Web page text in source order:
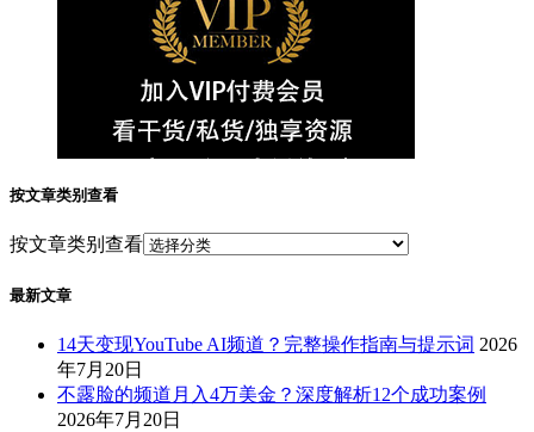
按文章类别查看
按文章类别查看
最新文章
14天变现YouTube AI频道？完整操作指南与提示词 2026
年7月20日
不露脸的频道月入4万美金？深度解析12个成功案例
2026年7月20日